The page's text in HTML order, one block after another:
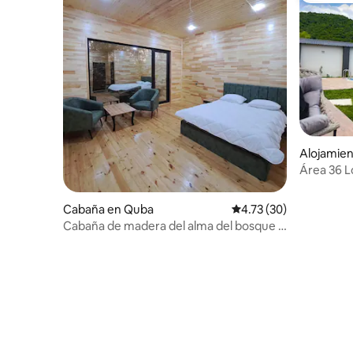
Cabaña en Quba Calificación promedio:
4.73 (30)
Cabaña de madera del alma del bosque -
Área 36